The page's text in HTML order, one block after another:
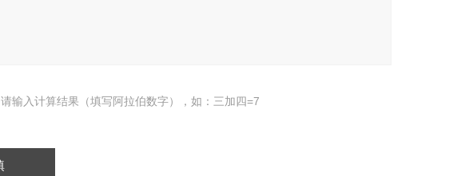
请输入计算结果（填写阿拉伯数字），如：三加四=7